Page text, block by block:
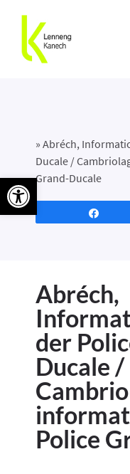
» Abréch,
Ducale /
Grand-Ducale
Abréch,
der
Ducale /
Police
Ouvrir la barre d’outils